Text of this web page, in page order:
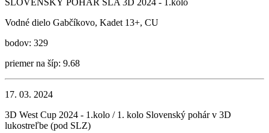
SLOVENSKÝ POHÁR SLA 3D 2024 - 1.kolo
Vodné dielo Gabčíkovo, Kadet 13+, CU
bodov: 329
priemer na šíp: 9.68
17. 03. 2024
3D West Cup 2024 - 1.kolo / 1. kolo Slovenský pohár v 3D
lukostreľbe (pod SLZ)